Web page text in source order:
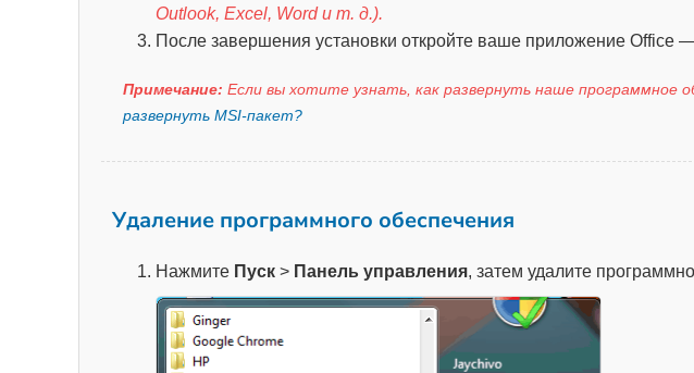
Outlook, Excel, Word и т. д.).
После завершения установки откройте ваше приложение Office
Примечание: Если вы хотите узнать, как развернуть наше программное
развернуть MSI-пакет?
Удаление программного обеспечения
Нажмите Пуск > Панель управления, затем удалите